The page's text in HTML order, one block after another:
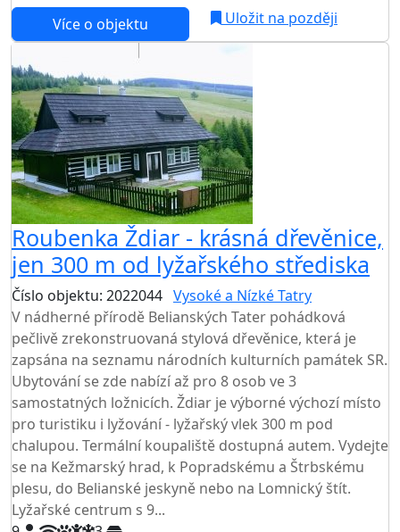
Více o objektu Uložit na později
Roubenka Ždiar - krásná dřevěnice,
jen 300 m od lyžařského střediska
Číslo objektu: 2022044 Vysoké a Nízké Tatry
V nádherné přírodě Belianských Tater pohádková
pečlivě zrekonstruovaná stylová dřevěnice, která je
zapsána na seznamu národních kulturních památek SR.
Ubytování se zde nabízí až pro 8 osob ve 3
samostatných ložnicích. Ždiar je výborné výchozí místo
pro turistiku i lyžování - lyžařský vlek 300 m pod
chalupou. Termální koupaliště dostupná autem. Vydejte
se na Kežmarský hrad, k Popradskému a Štrbskému
plesu, do Belianské jeskyně nebo na Lomnický štít.
Lyžařské centrum s 9...